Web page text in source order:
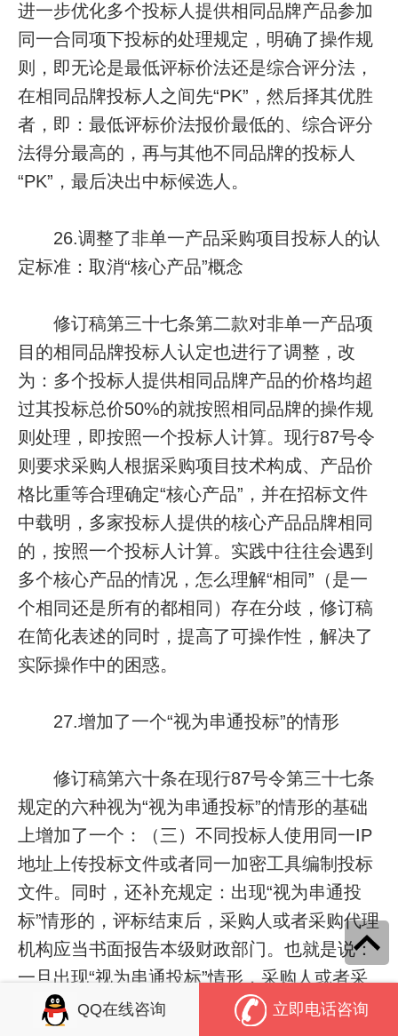
进一步优化多个投标人提供相同品牌产品参加
同一合同项下投标的处理规定，明确了操作规
则，即无论是最低评标价法还是综合评分法，
在相同品牌投标人之间先“PK”，然后择其优胜
者，即：最低评标价法报价最低的、综合评分
法得分最高的，再与其他不同品牌的投标人
“PK”，最后决出中标候选人。
26.调整了非单一产品采购项目投标人的认
定标准：取消“核心产品”概念
修订稿第三十七条第二款对非单一产品项
目的相同品牌投标人认定也进行了调整，改
为：多个投标人提供相同品牌产品的价格均超
过其投标总价50%的就按照相同品牌的操作规
则处理，即按照一个投标人计算。现行87号令
则要求采购人根据采购项目技术构成、产品价
格比重等合理确定“核心产品”，并在招标文件
中载明，多家投标人提供的核心产品品牌相同
的，按照一个投标人计算。实践中往往会遇到
多个核心产品的情况，怎么理解“相同”（是一
个相同还是所有的都相同）存在分歧，修订稿
在简化表述的同时，提高了可操作性，解决了
实际操作中的困惑。
27.增加了一个“视为串通投标”的情形
修订稿第六十条在现行87号令第三十七条
规定的六种视为“视为串通投标”的情形的基础
上增加了一个：（三）不同投标人使用同一IP
地址上传投标文件或者同一加密工具编制投标
文件。同时，还补充规定：出现“视为串通投
标”情形的，评标结束后，采购人或者采购代理
机构应当书面报告本级财政部门。也就是说：
一旦出现“视为串通投标”情形，采购人或者采
购代理机构必须书面报告财政部门，这是强制
QQ在线咨询 立即电话咨询